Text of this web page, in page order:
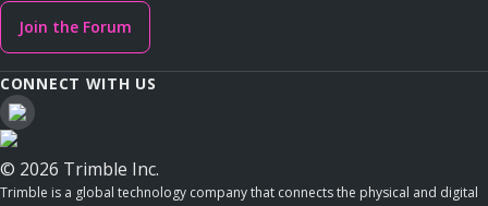
Join the Forum
CONNECT WITH US
© 2026 Trimble Inc.
Trimble is a global technology company that connects the physical and digital